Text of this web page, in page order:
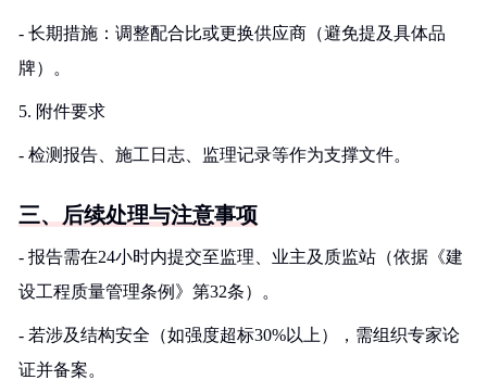
- 长期措施：调整配合比或更换供应商（避免提及具体品
牌）。
5. 附件要求
- 检测报告、施工日志、监理记录等作为支撑文件。
三、后续处理与注意事项
- 报告需在24小时内提交至监理、业主及质监站（依据《建
设工程质量管理条例》第32条）。
- 若涉及结构安全（如强度超标30%以上），需组织专家论
证并备案。